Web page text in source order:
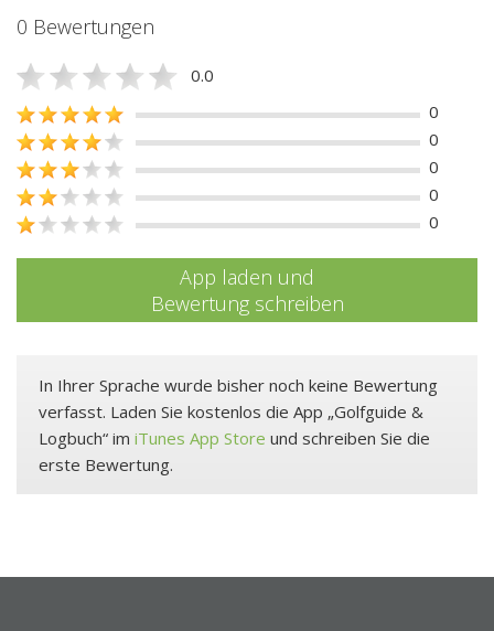
0 Bewertungen
0.0
0
0
0
0
0
App laden und
Bewertung schreiben
In Ihrer Sprache wurde bisher noch keine Bewertung
verfasst. Laden Sie kostenlos die App „Golfguide &
Logbuch“ im iTunes App Store und schreiben Sie die
erste Bewertung.